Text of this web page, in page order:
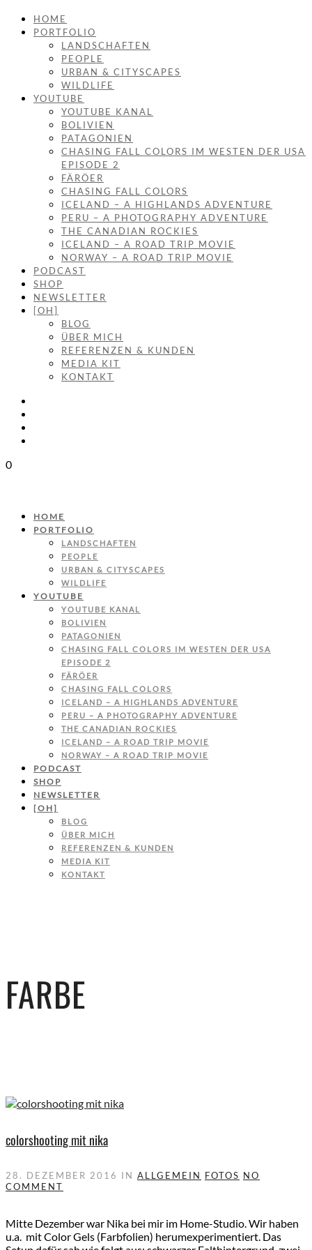
HOME
PORTFOLIO
LANDSCHAFTEN
PEOPLE
URBAN & CITYSCAPES
WILDLIFE
YOUTUBE
YOUTUBE KANAL
BOLIVIEN
PATAGONIEN
CHASING FALL COLORS IM WESTEN DER USA
EPISODE 2
FÄRÖER
CHASING FALL COLORS
ICELAND – A HIGHLANDS ADVENTURE
PERU – A PHOTOGRAPHY ADVENTURE
THE CANADIAN ROCKIES
ICELAND – A ROAD TRIP MOVIE
NORWAY – A ROAD TRIP MOVIE
PODCAST
SHOP
NEWSLETTER
[OH]
BLOG
ÜBER MICH
REFERENZEN & KUNDEN
MEDIA KIT
KONTAKT
0
HOME
PORTFOLIO
LANDSCHAFTEN
PEOPLE
URBAN & CITYSCAPES
WILDLIFE
YOUTUBE
YOUTUBE KANAL
BOLIVIEN
PATAGONIEN
CHASING FALL COLORS IM WESTEN DER USA
EPISODE 2
FÄRÖER
CHASING FALL COLORS
ICELAND – A HIGHLANDS ADVENTURE
PERU – A PHOTOGRAPHY ADVENTURE
THE CANADIAN ROCKIES
ICELAND – A ROAD TRIP MOVIE
NORWAY – A ROAD TRIP MOVIE
PODCAST
SHOP
NEWSLETTER
[OH]
BLOG
ÜBER MICH
REFERENZEN & KUNDEN
MEDIA KIT
KONTAKT
FARBE
colorshooting mit nika
28. DEZEMBER 2016 IN ALLGEMEIN FOTOS NO
COMMENT
Mitte Dezember war Nika bei mir im Home-Studio. Wir haben
u.a. mit Color Gels (Farbfolien) herumexperimentiert. Das